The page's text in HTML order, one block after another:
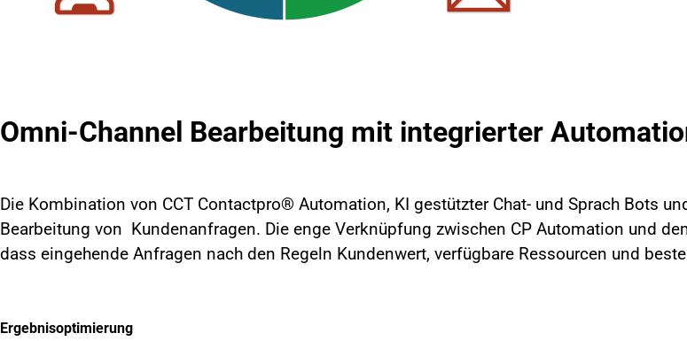
Omni-Channel Bearbeitung mit integrierter
Die Kombination von CCT Contactpro® Automation, KI gestützter Chat- und Sprach Bots
Bearbeitung von Kundenanfragen. Die enge Verknüpfung zwischen CP Automation und
dass eingehende Anfragen nach den Regeln Kundenwert, verfügbare Ressourcen und
Ergebnisoptimierung